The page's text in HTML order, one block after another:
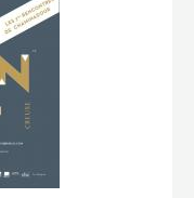
LA COPIE PRIVÉE
NUMÉRIQUE
CULTURELLE